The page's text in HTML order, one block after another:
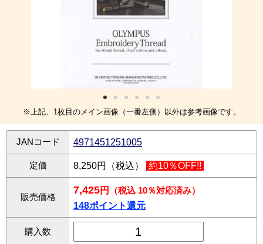
※上記、1枚目のメイン画像（一番左側）以外は参考画像です。
JANコード 4971451251005
定価 8,250円（税込） 約10％OFF!!
販売価格
7,425円
（税込 10％対応済み）
148ポイント還元
購入数